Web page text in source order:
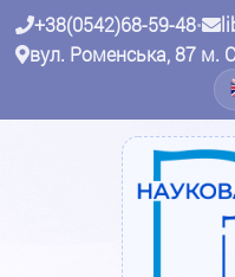
+38(0542)68-59-48•
вул. Роменська, 87 м.